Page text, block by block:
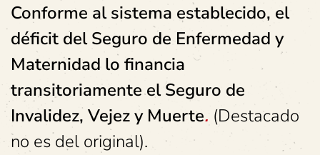
Conforme al sistema establecido, el
déficit del Seguro de Enfermedad y
Maternidad lo financia
transitoriamente el Seguro de
Invalidez, Vejez y Muerte. (Destacado
no es del original).